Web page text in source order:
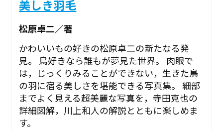
美しき羽毛
松原卓二／著
かわいいもの好きの松原卓二の新たなる発
見。 鳥好きなら誰もが夢見た世界。 肉眼で
は，じっくりみることができない，生きた鳥
の羽に宿る美しさを堪能できる写真集。 細部
までよく見える超美麗な写真を，寺田克也の
詳細図解，川上和人の解説とともに楽しめま
す。